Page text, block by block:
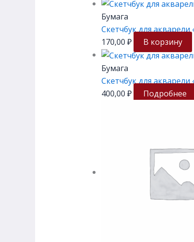
Бумага
Скетчбук для
170,00 ₽
В корзину
Бумага
Скетчбук для
400,00 ₽ Подробнее